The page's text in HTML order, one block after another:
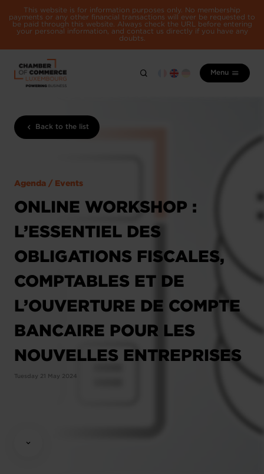
This website is for information purposes only. No membership
payments or any other financial transactions will ever be requested to
be paid through this website. Always check the URL before entering
your personal information, and contact us directly if you have any
doubts.
Menu
Back to the list
Agenda / Events
ONLINE WORKSHOP :
L’ESSENTIEL DES
OBLIGATIONS FISCALES,
COMPTABLES ET DE
L’OUVERTURE DE COMPTE
BANCAIRE POUR LES
NOUVELLES ENTREPRISES
Tuesday 21 May 2024